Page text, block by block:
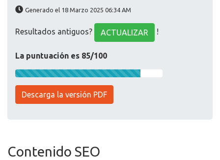
Generado el 18 Marzo 2025 06:34 AM
Resultados antiguos? ACTUALIZAR !
La puntuación es 85/100
Descarga la versión PDF
Contenido SEO